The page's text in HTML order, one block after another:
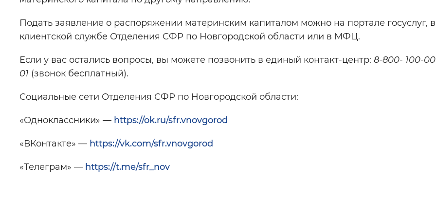
Подать заявление о распоряжении материнским капиталом можно на портале госуслуг, в
клиентской службе Отделения СФР по Новгородской области или в МФЦ.
Если у вас остались вопросы, вы можете позвонить в единый контакт-центр: 8-800- 100-
01 (звонок бесплатный).
Социальные сети Отделения СФР по Новгородской области:
«Одноклассники» — https://ok.ru/sfr.vnovgorod
«ВКонтакте» — https://vk.com/sfr.vnovgorod
«Телеграм» — https://t.me/sfr_nov